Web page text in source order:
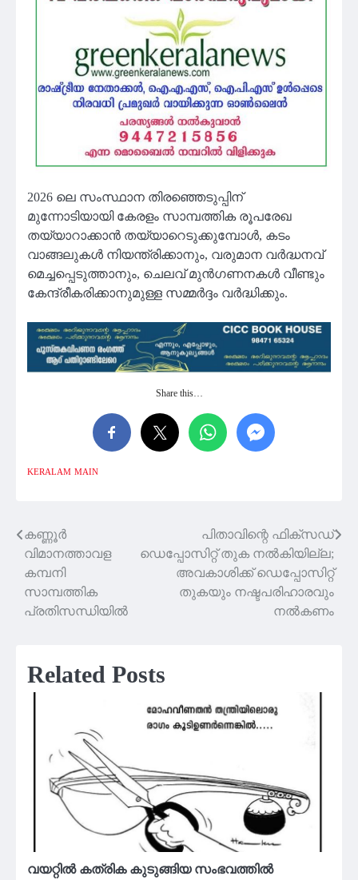
2026 ലെ സംസ്ഥാന തിരഞ്ഞെടുപ്പിന്
മുന്നോടിയായി കേരളം സാമ്പത്തിക രൂപരേഖ
തയ്യാറാക്കാൻ തയ്യാറെടുക്കുമ്പോൾ, കടം
വാങ്ങലുകൾ നിയന്ത്രിക്കാനും, വരുമാന വർദ്ധനവ്
മെച്ചപ്പെടുത്താനും, ചെലവ് മുൻഗണനകൾ വീണ്ടും
കേന്ദ്രീകരിക്കാനുമുള്ള സമ്മർദ്ദം വർദ്ധിക്കും.
Share this…
KERALAM MAIN
Post
navigation
കണ്ണൂർ
വിമാനത്താവള
കമ്പനി
സാമ്പത്തിക
പ്രതിസന്ധിയിൽ
പിതാവിന്റെ ഫിക്സഡ്
ഡെപ്പോസിറ്റ് തുക നൽകിയില്ല;
അവകാശിക്ക് ഡെപ്പോസിറ്റ്
തുകയും നഷ്ടപരിഹാരവും
നൽകണം
Related Posts
വയറ്റില്‍ കത്രിക കുടുങ്ങിയ സംഭവത്തില്‍